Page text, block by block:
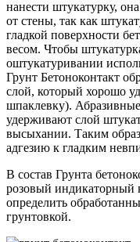
нанести штукатурку,
от стены, так как
гладкой поверхности
весом. Чтобы
оштукатуривании
Грунт Бетоноконтакт
слой, который хорошо
шпаклевку).
удерживают слой
высыхании. Таким
адгезию к гладким
В состав Грунта
розовый индикаторный
определить
грунтовкой.